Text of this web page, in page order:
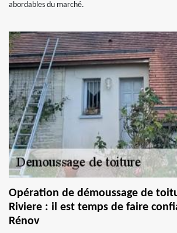
abordables du marché.
Opération de démoussage de
Riviere : il est temps de faire
Rénov